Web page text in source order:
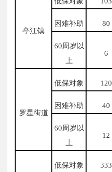
亭江镇
困难补助 80
60周岁以
上
6
罗星街道
低保对象 120
困难补助 40
60周岁以
上
12
低保对象 333